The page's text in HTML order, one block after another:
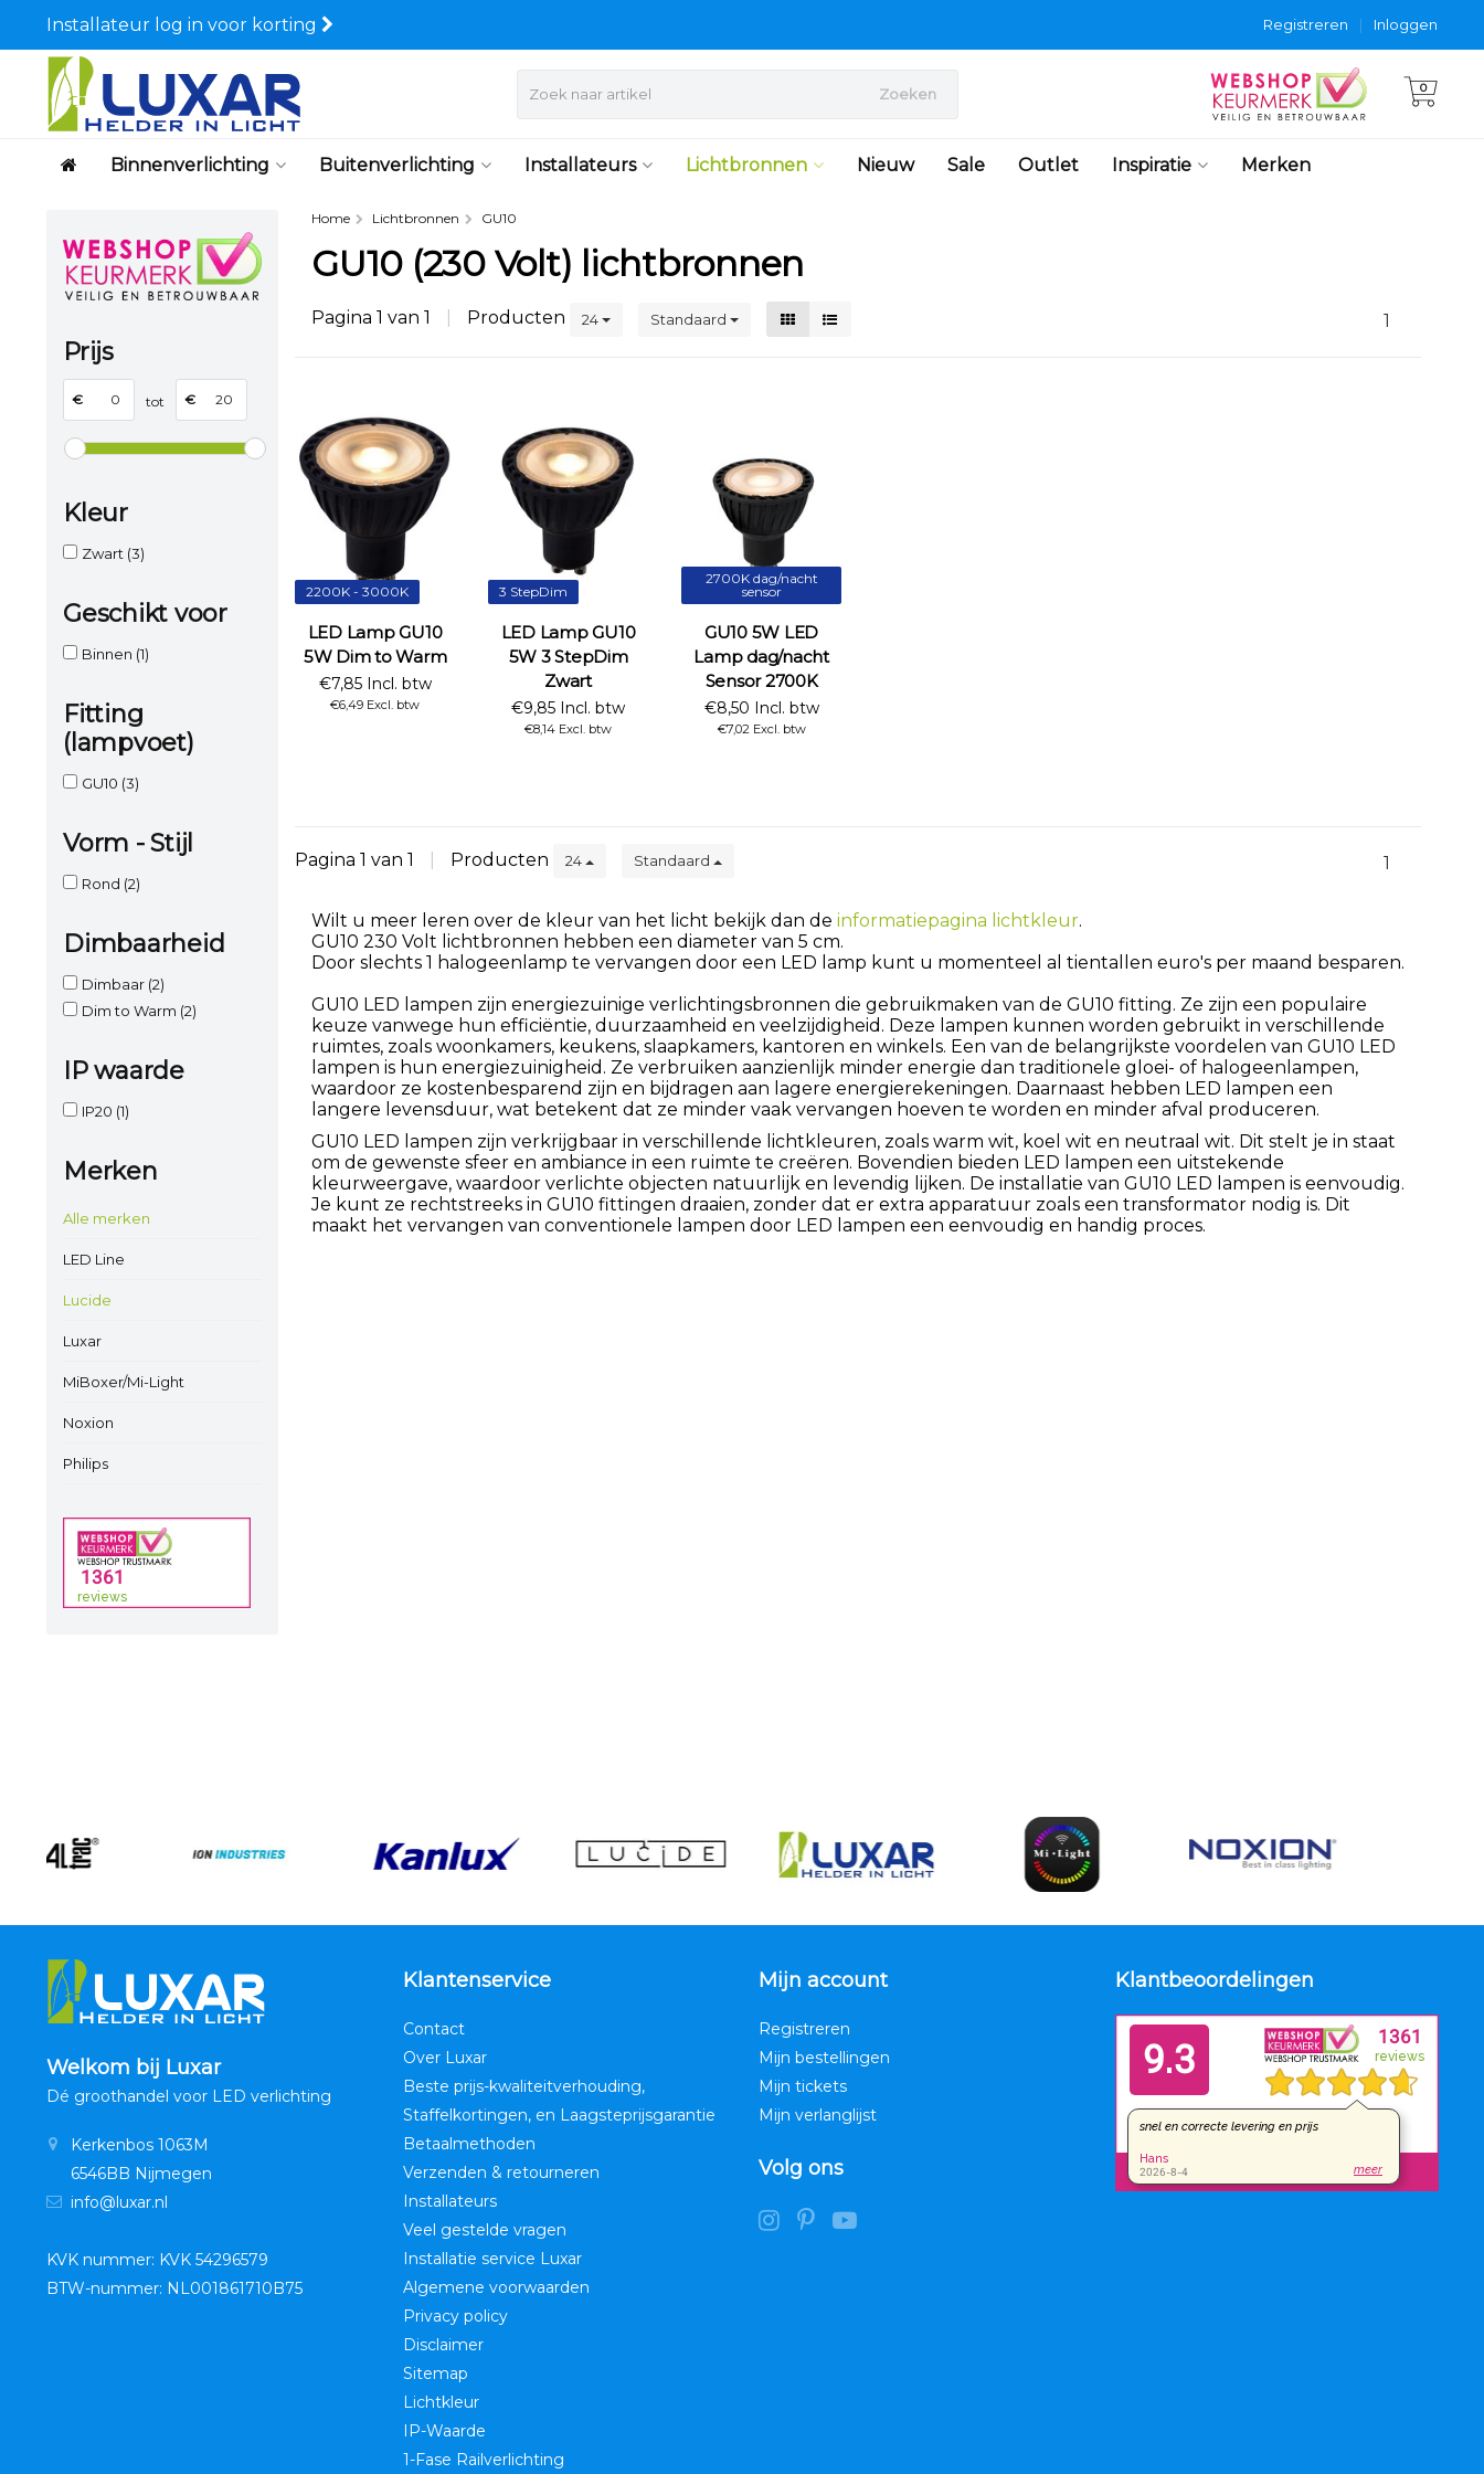
Installateur log in voor korting Inloggen
|
Registreren
Zoeken 0
Binnenverlichting Buitenverlichting Installateurs Lichtbronnen Nieuw Sale Outlet Inspiratie Merken
Prijs
€ tot €
Kleur
Zwart (3)
Geschikt voor
Binnen (1)
Fitting
(lampvoet)
GU10 (3)
Vorm - Stijl
Rond (2)
Dimbaarheid
Dimbaar (2)
Dim to Warm (2)
IP waarde
IP20 (1)
Merken
Alle merken
LED Line
Lucide
Luxar
MiBoxer/Mi-Light
Noxion
Philips
Home Lichtbronnen GU10
GU10 (230 Volt) lichtbronnen
Pagina 1 van 1 Producten 24 Standaard 1
2200K - 3000K
LED Lamp GU10
5W Dim to Warm
€7,85 Incl. btw
€6,49 Excl. btw
3 StepDim
LED Lamp GU10
5W 3 StepDim
Zwart
€9,85 Incl. btw
€8,14 Excl. btw
2700K dag/nacht
sensor
GU10 5W LED
Lamp dag/nacht
Sensor 2700K
€8,50 Incl. btw
€7,02 Excl. btw
Pagina 1 van 1 Producten 24 Standaard 1
Wilt u meer leren over de kleur van het licht bekijk dan de informatiepagina lichtkleur.
GU10 230 Volt lichtbronnen hebben een diameter van 5 cm.
Door slechts 1 halogeenlamp te vervangen door een LED lamp kunt u momenteel al tientallen euro's per maand besparen.
GU10 LED lampen zijn energiezuinige verlichtingsbronnen die gebruikmaken van de GU10 fitting. Ze zijn een populaire
keuze vanwege hun efficiëntie, duurzaamheid en veelzijdigheid. Deze lampen kunnen worden gebruikt in verschillende
ruimtes, zoals woonkamers, keukens, slaapkamers, kantoren en winkels. Een van de belangrijkste voordelen van GU10 LED
lampen is hun energiezuinigheid. Ze verbruiken aanzienlijk minder energie dan traditionele gloei- of halogeenlampen,
waardoor ze kostenbesparend zijn en bijdragen aan lagere energierekeningen. Daarnaast hebben LED lampen een
langere levensduur, wat betekent dat ze minder vaak vervangen hoeven te worden en minder afval produceren.
GU10 LED lampen zijn verkrijgbaar in verschillende lichtkleuren, zoals warm wit, koel wit en neutraal wit. Dit stelt je in staat
om de gewenste sfeer en ambiance in een ruimte te creëren. Bovendien bieden LED lampen een uitstekende
kleurweergave, waardoor verlichte objecten natuurlijk en levendig lijken. De installatie van GU10 LED lampen is eenvoudig.
Je kunt ze rechtstreeks in GU10 fittingen draaien, zonder dat er extra apparatuur zoals een transformator nodig is. Dit
maakt het vervangen van conventionele lampen door LED lampen een eenvoudig en handig proces.
Welkom bij Luxar
Dé groothandel voor LED verlichting
Kerkenbos 1063M
6546BB Nijmegen
info@luxar.nl
KVK nummer: KVK 54296579
BTW-nummer: NL001861710B75
Klantenservice
Contact
Over Luxar
Beste prijs-kwaliteitverhouding,
Staffelkortingen, en Laagsteprijsgarantie
Betaalmethoden
Verzenden & retourneren
Installateurs
Veel gestelde vragen
Installatie service Luxar
Algemene voorwaarden
Privacy policy
Disclaimer
Sitemap
Lichtkleur
IP-Waarde
1-Fase Railverlichting
Mijn account
Registreren
Mijn bestellingen
Mijn tickets
Mijn verlanglijst
Volg ons
Klantbeoordelingen